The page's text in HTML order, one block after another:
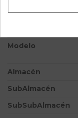
Ref.Marca
Modelo
Almacén
SubAlmacén
SubSubAlmacén